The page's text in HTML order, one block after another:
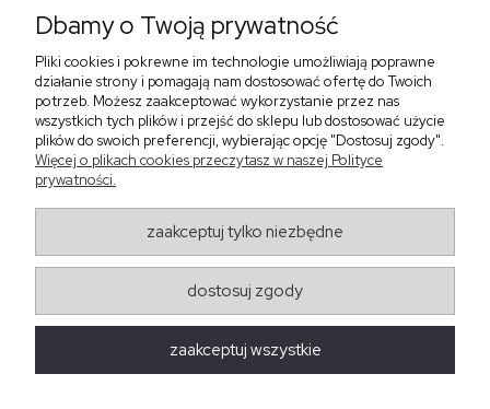
Sukienka z falbaną i
bufiastym rękawem w
405,30 zł
Sukienka z dekoltem w
299,00 zł
‹
Regulaminy
Obsługa zamówień
Dbamy o Twoją prywatność
Pliki cookies i pokrewne im technologie umożliwiają poprawne
działanie strony i pomagają nam dostosować ofertę do Twoich
potrzeb. Możesz zaakceptować wykorzystanie przez nas
wszystkich tych plików i przejść do sklepu lub dostosować użycie
plików do swoich preferencji, wybierając opcję "Dostosuj zgody".
Więcej o plikach cookies przeczytasz w naszej Polityce
prywatności.
zaakceptuj tylko niezbędne
dostosuj zgody
zaakceptuj wszystkie